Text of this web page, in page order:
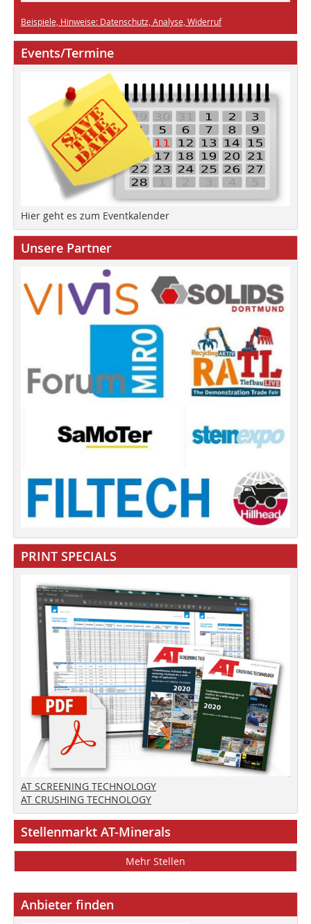
Beispiele, Hinweise: Datenschutz, Analyse, Widerruf
Events/Termine
Hier geht es zum Eventkalender
Unsere Partner
PRINT SPECIALS
AT SCREENING TECHNOLOGY
AT CRUSHING TECHNOLOGY
Stellenmarkt AT-Minerals
Mehr Stellen
Anbieter finden